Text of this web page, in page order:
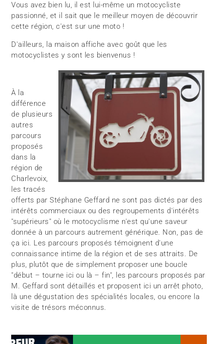
Vous avez bien lu, il est lui-même un motocycliste
passionné, et il sait que le meilleur moyen de découvrir
cette région, c'est sur une moto !
D'ailleurs, la maison affiche avec goût que les
motocyclistes y sont les bienvenus !
À la
différence
de plusieurs
autres
parcours
proposés
dans la
région de
Charlevoix,
les tracés
offerts par Stéphane Geffard ne sont pas dictés par des
intérêts commerciaux ou des regroupements d'intérêts
"supérieurs" où le motocyclisme n'est qu'une saveur
donnée à un parcours autrement générique. Non, pas de
ça ici. Les parcours proposés témoignent d'une
connaissance intime de la région et de ses attraits. De
plus, plutôt que de simplement proposer une boucle
"début – tourne ici ou là – fin", les parcours proposés par
M. Geffard sont détaillés et proposent ici un arrêt photo,
là une dégustation des spécialités locales, ou encore la
visite de trésors méconnus.